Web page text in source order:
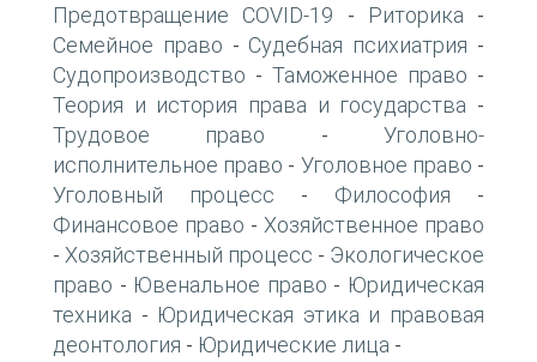
Предотвращение COVID-19 - Риторика -
Семейное право - Судебная психиатрия -
Судопроизводство - Таможенное право -
Теория и история права и государства -
Трудовое право -Уголовно-
исполнительное право - Уголовное право -
Уголовный процесс - Философия -
Финансовое право - Хозяйственное право
- Хозяйственный процесс - Экологическое
право - Ювенальное право - Юридическая
техника - Юридическая этика и правовая
деонтология - Юридические лица -